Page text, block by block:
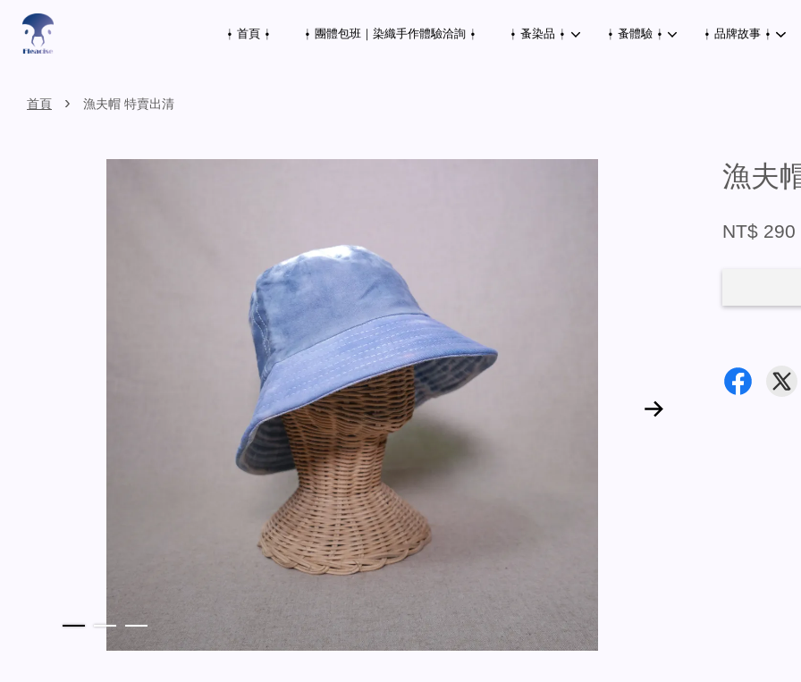
⍿ 首頁 ⍿ ⍿ 團體包班｜染織手作體驗洽詢 ⍿ ⍿ 蚤染品 ⍿ ⍿ 蚤體驗 ⍿ ⍿ 品牌故事 ⍿
首頁 › 漁夫帽 特賣出清
漁夫
NT$ 290
您的購物車目前還是空的。